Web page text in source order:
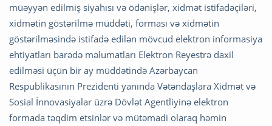
müəyyən edilmiş siyahısı və ödənişlər, xidmət istifadəçiləri,
xidmətin göstərilmə müddəti, forması və xidmətin
göstərilməsində istifadə edilən mövcud elektron informasiya
ehtiyatları barədə məlumatları Elektron Reyestrə daxil
edilməsi üçün bir ay müddətində Azərbaycan
Respublikasının Prezidenti yanında Vətəndaşlara Xidmət və
Sosial İnnovasiyalar üzrə Dövlət Agentliyinə elektron
formada təqdim etsinlər və mütəmadi olaraq həmin